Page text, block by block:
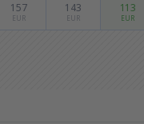
157
EUR
143
EUR
113
EUR